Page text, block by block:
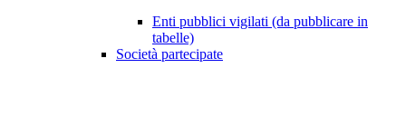
Enti pubblici vigilati (da pubblicare in
tabelle)
Società partecipate